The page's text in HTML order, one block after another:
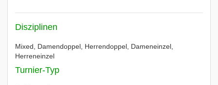
Disziplinen
Mixed, Damendoppel, Herrendoppel, Dameneinzel,
Herreneinzel
Turnier-Typ